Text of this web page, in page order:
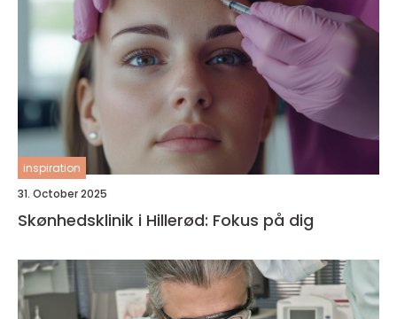
inspiration
31. October 2025
Skønhedsklinik i Hillerød: Fokus på dig